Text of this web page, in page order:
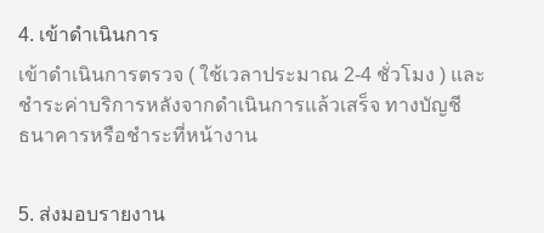
4. เข้าดำเนินการ
เข้าดำเนินการตรวจ ( ใช้เวลาประมาณ 2-4 ชั่วโมง ) และ
ชำระค่าบริการหลังจากดำเนินการแล้วเสร็จ ทางบัญชี
ธนาคารหรือชำระที่หน้างาน
5. ส่งมอบรายงาน